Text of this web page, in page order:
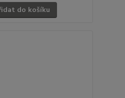
do košíku